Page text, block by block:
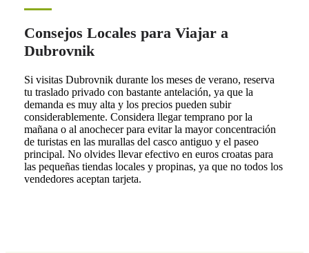
Consejos Locales para Viajar a
Dubrovnik
Si visitas Dubrovnik durante los meses de verano, reserva
tu traslado privado con bastante antelación, ya que la
demanda es muy alta y los precios pueden subir
considerablemente. Considera llegar temprano por la
mañana o al anochecer para evitar la mayor concentración
de turistas en las murallas del casco antiguo y el paseo
principal. No olvides llevar efectivo en euros croatas para
las pequeñas tiendas locales y propinas, ya que no todos los
vendedores aceptan tarjeta.